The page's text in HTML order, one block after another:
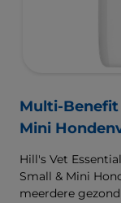
Multi-Benefit
Mini
Hill's Vet
Small & Mini
meerdere